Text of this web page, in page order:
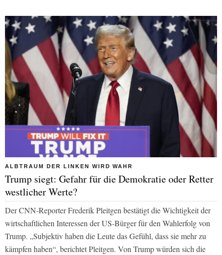
ALBTRAUM DER LINKEN WIRD WAHR
Trump siegt: Gefahr für die Demokratie oder Retter
westlicher Werte?
Der CNN-Reporter Frederik Pleitgen bestätigt die Wichtigkeit der
wirtschaftlichen Interessen der US-Bürger für den Wahlerfolg von
Trump. „Subjektiv haben die Leute das Gefühl, dass sie mehr zu
kämpfen haben“, berichtet Pleitgen. Von Trump würden sich die